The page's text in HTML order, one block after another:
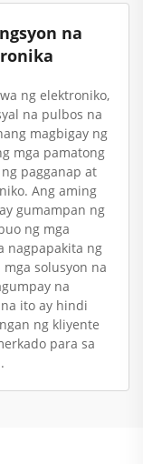
na
ng elektroniko,
na pulbos na
magbigay ng
mga pamatong
pagganap at
Ang aming
gumampan ng
ng mga
nagpapakita ng
solusyon na
na
ito ay hindi
ng kliyente
para sa